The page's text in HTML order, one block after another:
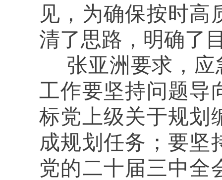
见，为确保按时高
清了思路，明确了
张亚洲要求，应
工作要坚持问题导
标党上级关于规划
成规划任务；要坚
党的二十届三中全